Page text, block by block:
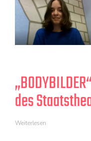
des
Weiterlesen